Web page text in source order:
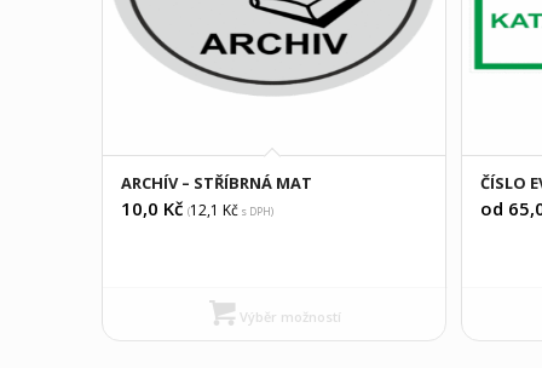
ARCHÍV – STŘÍBRNÁ MAT
10,0 Kč (12,1 Kčs DPH)
Výběr možností
ČÍSLO
od